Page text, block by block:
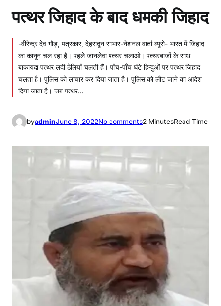
पत्थर जिहाद के बाद धमकी जिहाद
-वीरेन्द्र देव गौड़, पत्रकार, देहरादून साभार-नेशनल वार्ता ब्यूरो- भारत में जिहाद
का कानून चल रहा है। पहले जानलेवा पत्थर चलाओ। पत्थरबाजों के साथ
बाकायदा पत्थर लदी ठेलियाँ चलती हैं। पाँच-पाँच घंटे हिन्दुओं पर पत्थर जिहाद
चलता है। पुलिस को लाचार कर दिया जाता है। पुलिस को लौट जाने का आदेश
दिया जाता है। जब पत्थर…
byadminJune 8, 2022No commentso
प
त्थ
र
द
के
द
ध
म
जि
हा
2 MinutesRead Time